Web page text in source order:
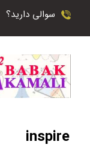
سوالی دارید؟
inspire